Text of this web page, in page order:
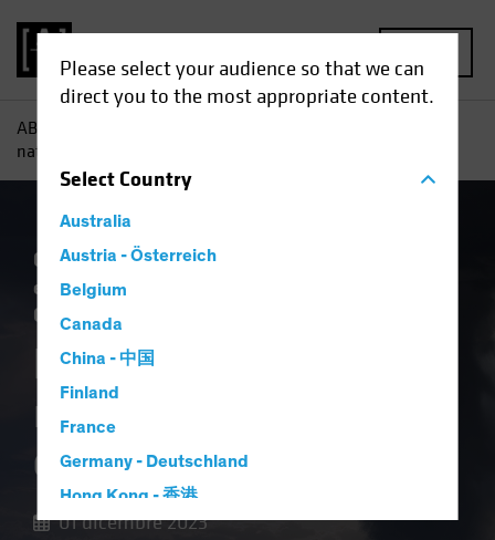
Please select your audience so that we can
direct you to the most appropriate content.
SelectCountry
Australia
Austria - Österreich
Belgium
Canada
China - 中国
Finland
France
Germany - Deutschland
Hong Kong - 香港
Hungary
AB
naturali: misurare i rischi d'investimento
Cambiamento climatico
enti locali
Obbligazionari
Disastri naturali:
misurare i rischi
d'investimento
01 dicembre 2023